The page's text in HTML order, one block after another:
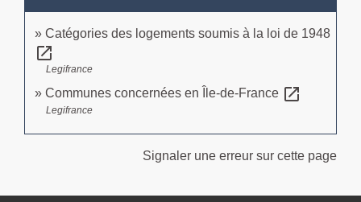
Catégories des logements soumis à la loi de 1948
open_in_new
Legifrance
Communes concernées en Île-de-France open_in_new
Legifrance
Signaler une erreur sur cette page